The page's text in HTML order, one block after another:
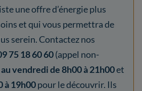
une offre d’énergie plus
et qui vous permettra de
serein. Contactez nos
75 18 60 60(appel non-
vendredi de 8h00 à 21h00et
à 19h00pour le découvrir. Ils